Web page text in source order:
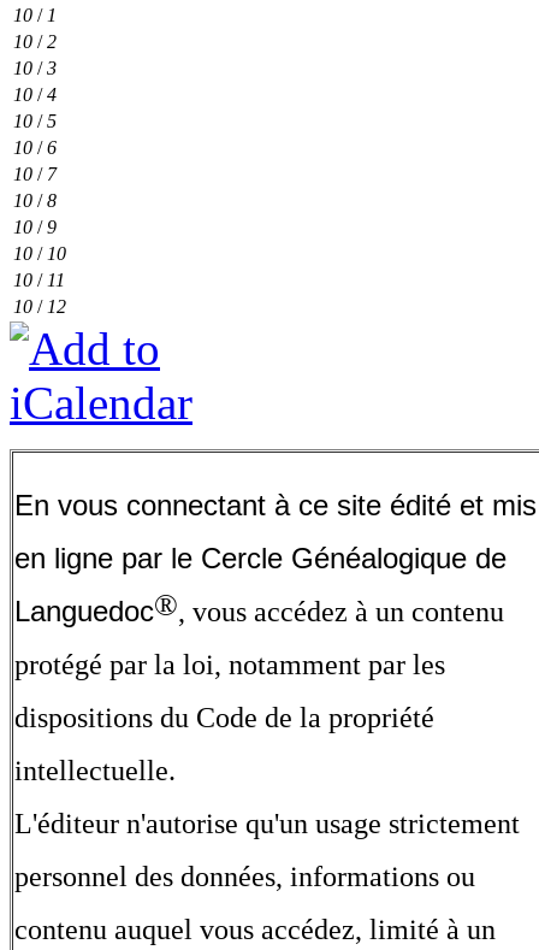
10 /1
10 /2
10 /3
10 /4
10 /5
10 /6
10 / 7
10 /8
10 /9
10 /10
10 /11
10 /12
En vous connectant à ce site édité et mis
en ligne par le Cercle Généalogique de
Languedoc®, vous accédez à un contenu
protégé par la loi, notamment par les
dispositions du Code de la propriété
intellectuelle.
L'éditeur n'autorise qu'un usage strictement
personnel des données, informations ou
contenu auquel vous accédez, limité à un